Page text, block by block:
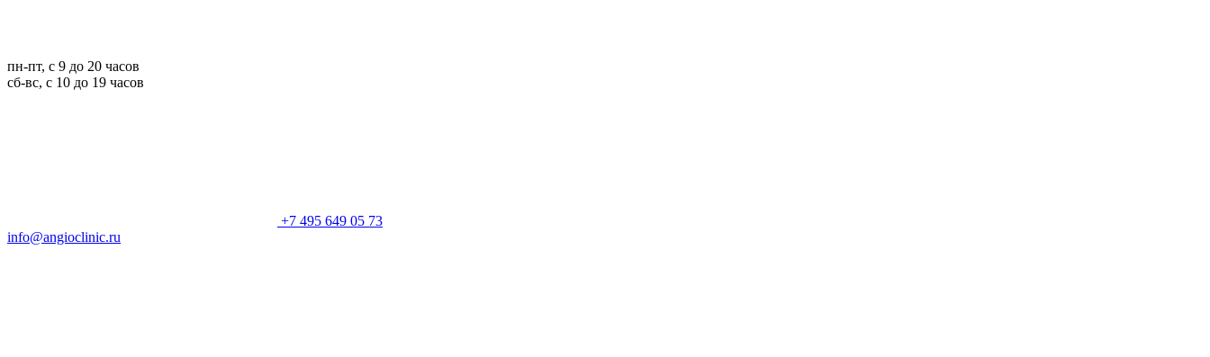
пн-пт, с 9 до 20 часов
сб-вс, с 10 до 19 часов
+7 495 649 05 73
info@angioclinic.ru